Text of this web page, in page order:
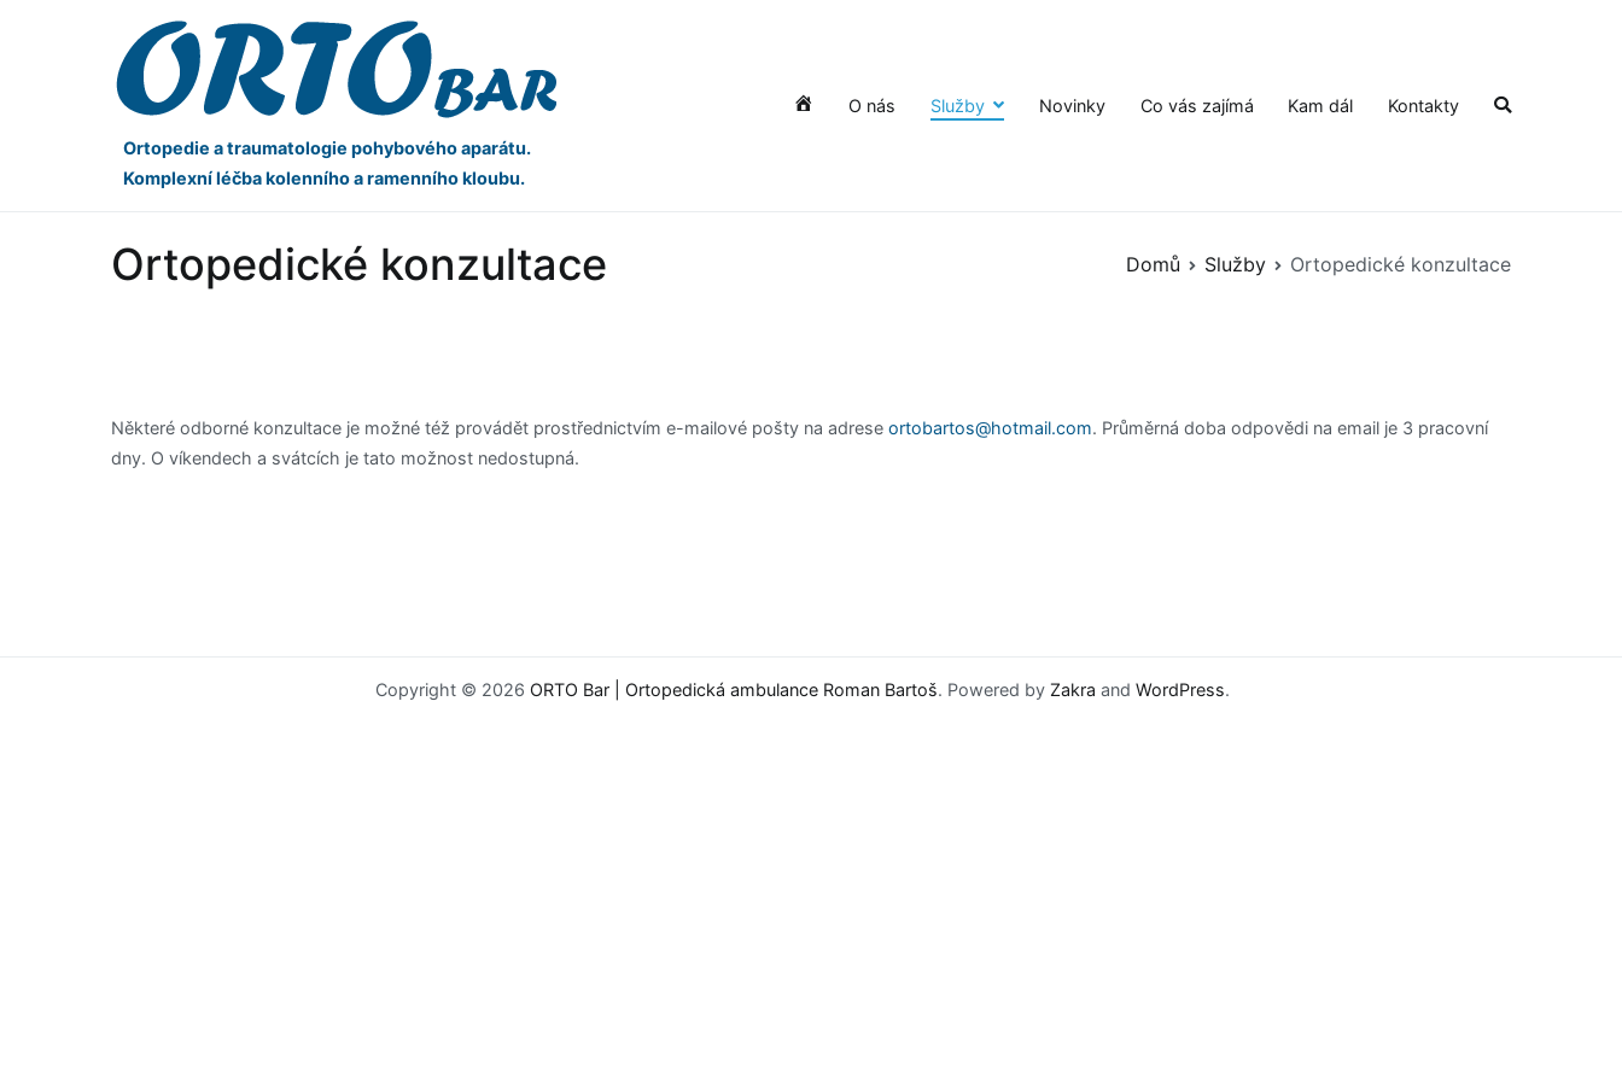
Ortopedie a traumatologie pohybového aparátu.
Komplexní léčba kolenního a ramenního kloubu.
Úvod O nás Služby Novinky Co vás zajímá Kam dál Kontakty
Ortopedické konzultace Domů Služby Ortopedické konzultace
Některé odborné konzultace je možné též provádět prostřednictvím e-mailové pošty na adrese ortobartos@hotmail.com. Průměrná doba odpovědi na email je 3 pracovní
dny. O víkendech a svátcích je tato možnost nedostupná.
Copyright © 2026 ORTO Bar | Ortopedická ambulance Roman Bartoš. Powered by Zakra and WordPress.